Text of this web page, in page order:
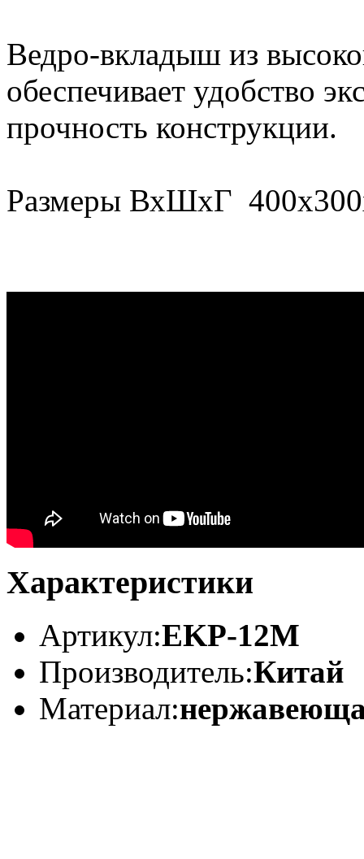
Ведро-вкладыш из
обеспечивает удобство
прочность конструкции.
Размеры ВхШхГ
Характеристики
Артикул:EKP-12M
Производитель:Китай
Материал: